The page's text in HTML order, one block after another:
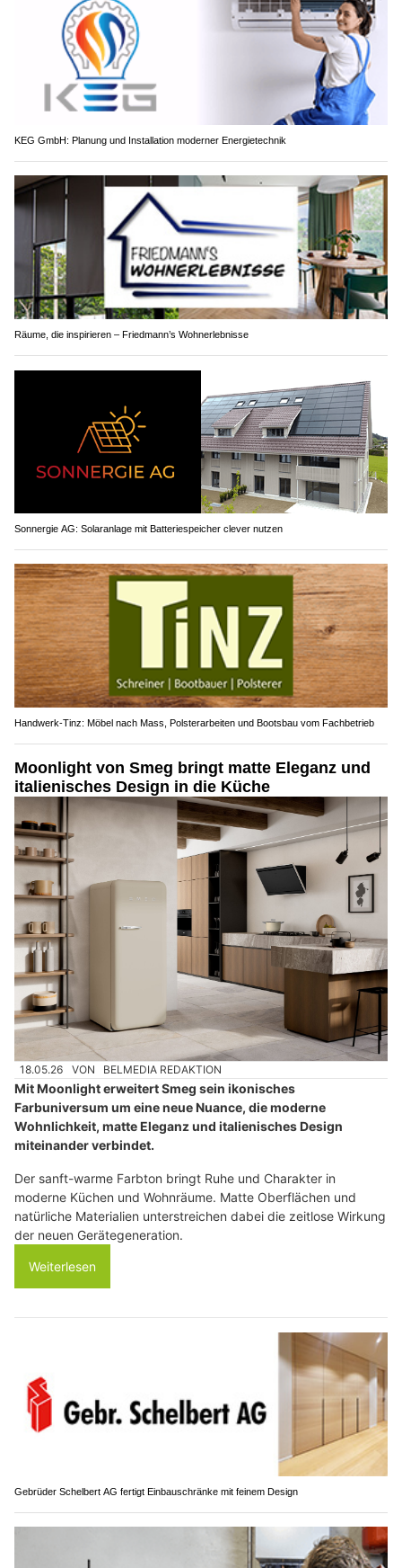
KEG GmbH: Planung und Installation moderner Energietechnik
Räume, die inspirieren – Friedmann’s Wohnerlebnisse
Sonnergie AG: Solaranlage mit Batteriespeicher clever nutzen
Handwerk-Tinz: Möbel nach Mass, Polsterarbeiten und Bootsbau vom Fachbetrieb
Moonlight von Smeg bringt matte Eleganz und
italienisches Design in die Küche
18.05.26 VON BELMEDIA REDAKTION
Mit Moonlight erweitert Smeg sein ikonisches
Farbuniversum um eine neue Nuance, die moderne
Wohnlichkeit, matte Eleganz und italienisches Design
miteinander verbindet.
Der sanft-warme Farbton bringt Ruhe und Charakter in
moderne Küchen und Wohnräume. Matte Oberflächen und
natürliche Materialien unterstreichen dabei die zeitlose Wirkung
der neuen Gerätegeneration.
Weiterlesen
Gebrüder Schelbert AG fertigt Einbauschränke mit feinem Design